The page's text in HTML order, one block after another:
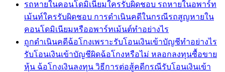
รถหายในคอนโดมิเนียมใครรับผิดชอบ รถหายในอพาร์ท
เม้นท์ใครรับผิดชอบ การดำเนินคดีในกรณีรถสูญหายใน
คอนโดมิเนียมหรืออพาร์ทเม้นต์ทำอย่างไร
ถูกดำเนินคดีฉ้อโกงเพราะรับโอนเงินเข้าบัญชีทำอย่างไร
รับโอนเงินเข้าบัญชีผิดฉ้อโกงหรือไม่ หลอกลงทุนซื้อขาย
หุ้น ฉ้อโกงเงินลงทุน วิธีการต่อสู้คดีกรณีรับโอนเงินเข้า